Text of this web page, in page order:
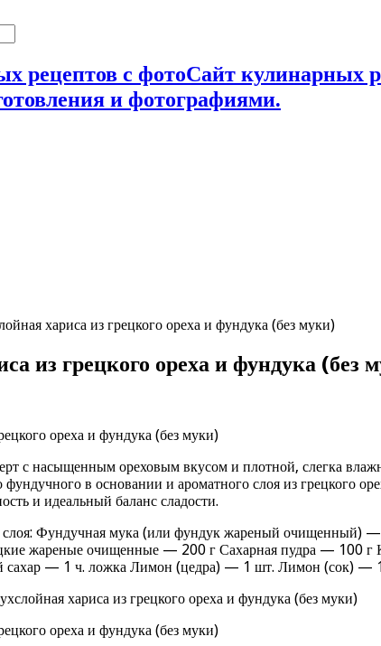
Сайт кулинарных
и фотографиями.
хариса из грецкого ореха и фундука (без муки)
из грецкого ореха и фундука (без
с насыщенным ореховым вкусом и плотной, слегка
в основании и ароматного слоя из грецкого
и идеальный баланс сладости.
Фундучная мука (или фундук жареный
жареные очищенные — 200 г Сахарная пудра — 100
— 1 ч. ложка Лимон (цедра) — 1 шт. Лимон (сок) — 1
хариса из грецкого ореха и фундука (без муки)